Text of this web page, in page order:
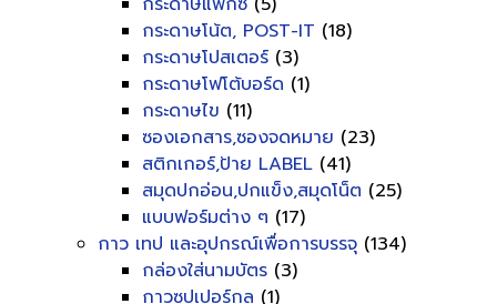
กระดาษโน้ต, POST-IT (18)
กระดาษโปสเตอร์ (3)
กระดาษโฟโต้บอร์ด (1)
กระดาษไข (11)
ซองเอกสาร,ซองจดหมาย (23)
สติกเกอร์,ป้าย LABEL (41)
สมุดปกอ่อน,ปกแข็ง,สมุดโน็ต (25)
แบบฟอร์มต่าง ๆ (17)
กาว เทป และอุปกรณ์เพื่อการบรรจุ (134)
กล่องใส่นามบัตร (3)
กาวซุปเปอร์กลู (1)